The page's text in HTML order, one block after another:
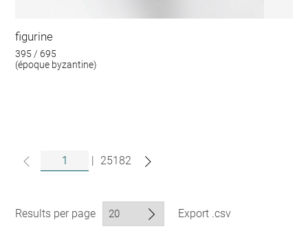
figurine
395 / 695
(époque byzantine)
| 25182
Results per page Export .csv